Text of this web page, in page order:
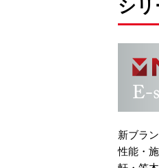
シ
新ブラ
性能・